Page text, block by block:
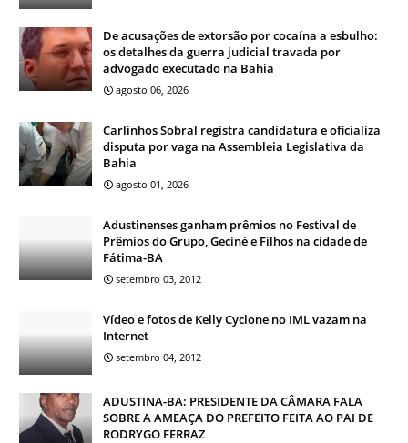
De acusações de extorsão por cocaína a esbulho:
os detalhes da guerra judicial travada por
advogado executado na Bahia
agosto 06, 2026
Carlinhos Sobral registra candidatura e oficializa
disputa por vaga na Assembleia Legislativa da
Bahia
agosto 01, 2026
Adustinenses ganham prêmios no Festival de
Prêmios do Grupo, Geciné e Filhos na cidade de
Fátima-BA
setembro 03, 2012
Vídeo e fotos de Kelly Cyclone no IML vazam na
Internet
setembro 04, 2012
ADUSTINA-BA: PRESIDENTE DA CÂMARA FALA
SOBRE A AMEAÇA DO PREFEITO FEITA AO PAI DE
RODRYGO FERRAZ